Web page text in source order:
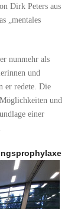
Dirk Peters aus
„mentales
nunmehr als
und
er redete. Die
und
einer